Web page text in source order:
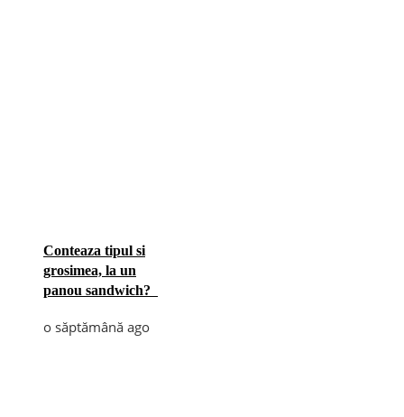
Conteaza tipul si
grosimea, la un
panou sandwich?
o săptămână ago